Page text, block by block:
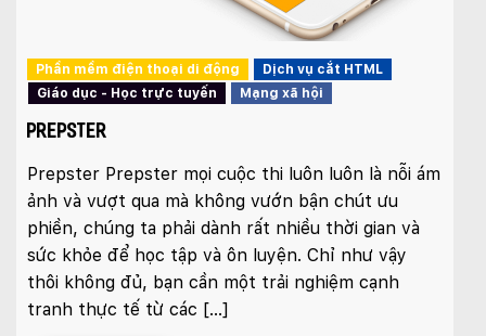
Phần mềm điện thoại di động
Dịch vụ cắt HTML
Giáo dục - Học trực tuyến
Mạng xã hội
PREPSTER
Prepster Prepster mọi cuộc thi luôn luôn là nỗi ám
ảnh và vượt qua mà không vướn bận chút ưu
phiền, chúng ta phải dành rất nhiều thời gian và
sức khỏe để học tập và ôn luyện. Chỉ như vậy
thôi không đủ, bạn cần một trải nghiệm cạnh
tranh thực tế từ các […]